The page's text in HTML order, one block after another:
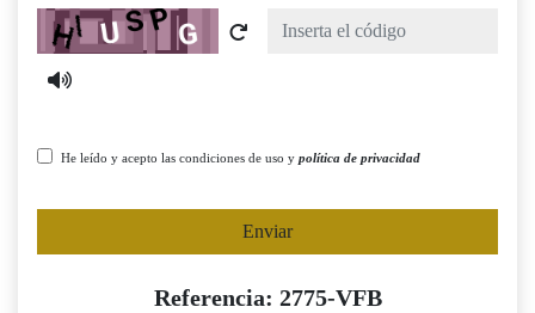
Captcha
He leído y acepto las condiciones de uso y política de privacidad
Enviar
Referencia: 2775-VFB